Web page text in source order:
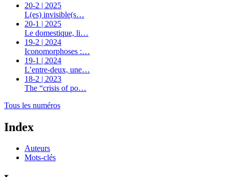
20-2 | 2025
L(es) invisible(s…
20-1 | 2025
Le domestique, li…
19-2 | 2024
Iconomorphoses :…
19-1 | 2024
L’entre-deux, une…
18-2 | 2023
The “crisis of po…
Tous les numéros
Index
Auteurs
Mots-clés